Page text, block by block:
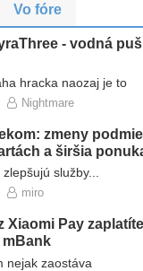
Vo fóre
- vodná
hracka naozaj je to
Nightmare
zmeny
a širšia
služby...
miro
Xiaomi Pay
mBank
nejak zaostáva